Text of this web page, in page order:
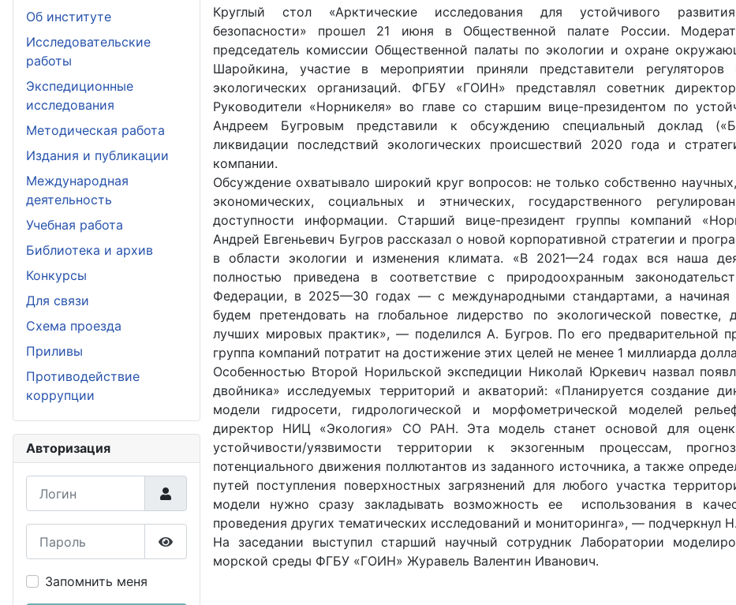
Об институте
Исследовательские
работы
Экспедиционные
исследования
Методическая работа
Издания и публикации
Международная
деятельность
Учебная работа
Библиотека и архив
Конкурсы
Для связи
Схема проезда
Приливы
Противодействие
коррупции
Авторизация
Показать пароль
Запомнить меня
Круглый стол «Арктические исследования для устойчивого развития
безопасности» прошел 21 июня в Общественной палате России.
председатель комиссии Общественной палаты по экологии и охране
Шаройкина, участие в мероприятии приняли представители регуляторов
экологических организаций. ФГБУ «ГОИН» представлял советник
Руководители «Норникеля» во главе со старшим вице-президентом по
Андреем Бугровым представили к обсуждению специальный доклад
ликвидации последствий экологических происшествий 2020 года и
компании.
Обсуждение охватывало широкий круг вопросов: не только собственно
экономических, социальных и этнических, государственного
доступности информации. Старший вице-президент группы компаний
Андрей Евгеньевич Бугров рассказал о новой корпоративной стратегии и
в области экологии и изменения климата. «В 2021—24 годах вся наша
полностью приведена в соответствие с природоохранным
Федерации, в 2025—30 годах — с международными стандартами, а
будем претендовать на глобальное лидерство по экологической повестке,
лучших мировых практик», — поделился А. Бугров. По его предварительной
группа компаний потратит на достижение этих целей не менее 1 миллиарда
Особенностью Второй Норильской экспедиции Николай Юркевич назвал
двойника» исследуемых территорий и акваторий: «Планируется создание
модели гидросети, гидрологической и морфометрической моделей
директор НИЦ «Экология» СО РАН. Эта модель станет основой для
устойчивости/уязвимости территории к экзогенным процессам,
потенциального движения поллютантов из заданного источника, а также
путей поступления поверхностных загрязнений для любого участка
модели нужно сразу закладывать возможность ее использования в
проведения других тематических исследований и мониторинга», — подчеркнул
На заседании выступил старший научный сотрудник Лаборатории
морской среды ФГБУ «ГОИН» Журавель Валентин Иванович.